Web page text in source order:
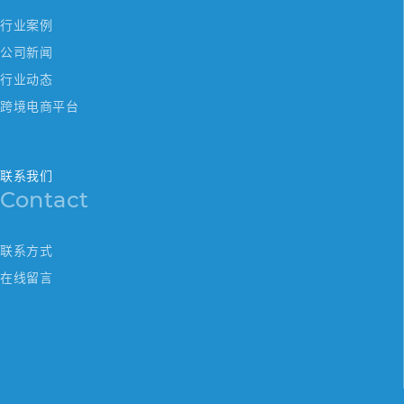
行业案例
公司新闻
行业动态
跨境电商平台
联系我们
Contact
联系方式
在线留言